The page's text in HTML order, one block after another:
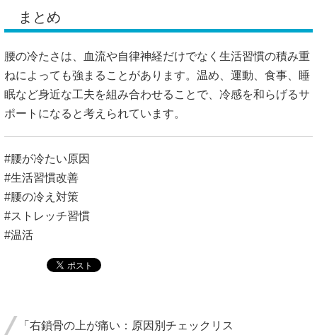
まとめ
腰の冷たさは、血流や自律神経だけでなく生活習慣の積み重
ねによっても強まることがあります。温め、運動、食事、睡
眠など身近な工夫を組み合わせることで、冷感を和らげるサ
ポートになると考えられています。
#腰が冷たい原因
#生活習慣改善
#腰の冷え対策
#ストレッチ習慣
#温活
「右鎖骨の上が痛い：原因別チェックリス